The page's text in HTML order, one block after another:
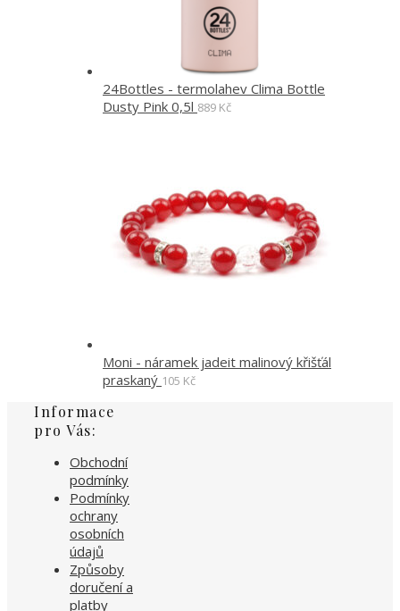
24Bottles - termolahev Clima Bottle
Dusty Pink 0,5l 889 Kč
Moni - náramek jadeit malinový křišťál
praskaný 105 Kč
Informace
pro Vás:
Obchodní
podmínky
Podmínky
ochrany
osobních
údajů
Způsoby
doručení a
platby